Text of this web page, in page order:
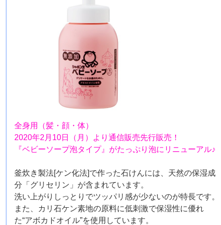
全身用（髪・顔・体）
2020年2月10日（月）より通信販売先行販売！
『ベビーソープ泡タイプ』がたっぷり泡にリニューアル♪
釜炊き製法[ケン化法]で作った石けんには、天然の保湿成
分「グリセリン」が含まれています。
洗い上がりしっとりでツッパリ感が少ないのが特長です。
また、カリ石ケン素地の原料に低刺激で保湿性に優れ
た“アボカドオイル”を使用しています。